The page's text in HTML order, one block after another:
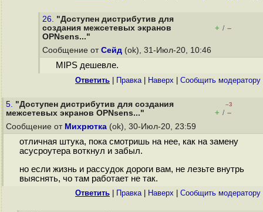
26. "Доступен дистрибутив для
создания межсетевых экранов
OPNsens..."
+ / –
Сообщение от Сейд (ok), 31-Июл-20, 10:46
MIPS дешевле.
Ответить Правка| Наверх Cообщить модератору
5. "Доступен дистрибутив для создания
межсетевых экранов OPNsens..."
–3
+ / –
Сообщение от Михрютка (ok), 30-Июл-20, 23:59
отличная штука, пока смотришь на нее, как на замену
асусроутера воткнул и забыл.
но если жизнь и рассудок дороги вам, не лезьте внутрь
выяснять, чо там работает не так.
Ответить Правка| Наверх Cообщить модератору